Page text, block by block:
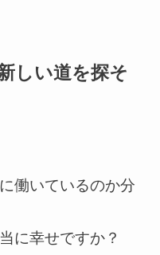
しい道を探そ
働いているのか分
に幸せですか？